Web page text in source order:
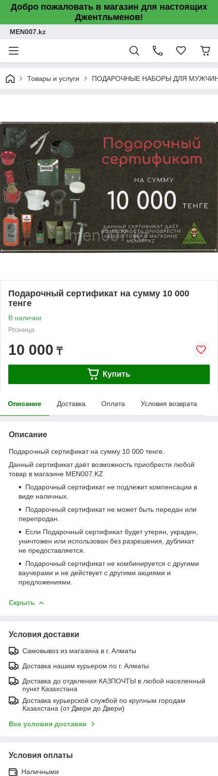
Добро пожаловать в магазин для настоящих
Джентльменов!
MEN007.kz
Товары и услуги ПОДАРОЧНЫЕ НАБОРЫ ДЛЯ
Подарочный сертификат на сумму 10 000
тенге
В наличии
Розница
10 000 ₸
Купить
Описание Доставка Оплата Условия возврата
Описание
Подарочный сертификат на сумму 10 000 тенге.
Данный сертификат даёт возможность приобрести любой
товар в магазине MEN007.KZ
Подарочный сертификат не подлежит компенсации в
виде наличных.
Подарочный сертификат не может быть передан или
перепродан.
Если Подарочный сертификат будет утерян, украден,
уничтожен или использован без разрешения, дубликат
не предоставляется.
Подарочный сертификат не комбинируется с другими
ваучерами и не действует с другими акциями и
предложениями.
Скрыть
Условия доставки
Самовывоз из магазина в г. Алматы
Доставка нашим курьером по г. Алматы
Доставка до отделения КАЗПОЧТЫ в любой населенный
пункт Казахстана
Доставка курьерской службой по крупным городам
Казахстана (от Двери до Двери)
Все условия доставки
Условия оплаты
Наличными